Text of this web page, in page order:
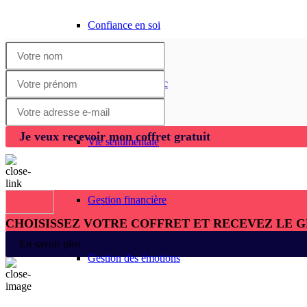
Confiance en soi
Gestion de l’échec
Vie sentimentale
Gestion financière
Gestion des émotions
Je veux recevoir mon coffret gratuit
CHOISISSEZ VOTRE COFFRET ET RECEVEZ LE
En savoir plus